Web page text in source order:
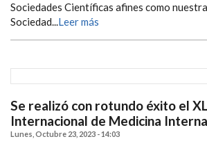
Sociedades Científicas afines como
Sociedad...Leer más
Se realizó con rotundo éxito el
Internacional de Medicina Interna
Lunes, Octubre 23, 2023 - 14:03